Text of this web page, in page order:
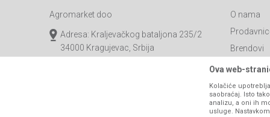
Agromarket doo
Adresa: Kraljevačkog bataljona 235/2
34000 Kragujevac, Srbija
O nama
Brendovi
Katalozi
Saradnja
Blog
Ova web-
Kolačiće
saobraćaj. Isto
analizu, a oni ih
usluge.